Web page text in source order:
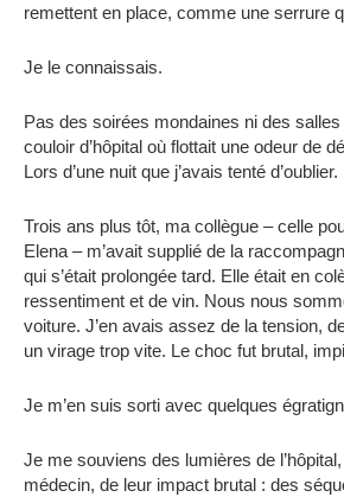
remettent en place, comme une serrure
Je le connaissais.
Pas des soirées mondaines ni des
couloir d’hôpital où flottait une odeur de
Lors d’une nuit que j’avais tenté d’oublier.
Trois ans plus tôt, ma collègue – celle
Elena – m’avait supplié de la
qui s’était prolongée tard. Elle était en
ressentiment et de vin. Nous nous
voiture. J’en avais assez de la tension,
un virage trop vite. Le choc fut brutal,
Je m’en suis sorti avec quelques
Je me souviens des lumières de
médecin, de leur impact brutal : des